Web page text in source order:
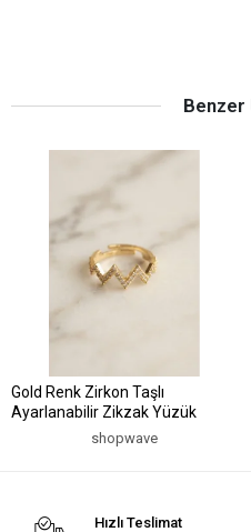
Benzer
Gold Renk Zirkon Taşlı
Ayarlanabilir Zikzak Yüzük
shopwave
Hızlı Teslimat